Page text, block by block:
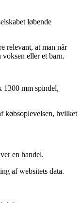
løbende
relevant, at man når
eller et barn.
1300 mm spindel,
købsoplevelsen, hvilket
en handel.
af websitets data.